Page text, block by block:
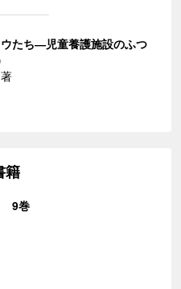
たち―児童養護施設のふつ
籍
9巻